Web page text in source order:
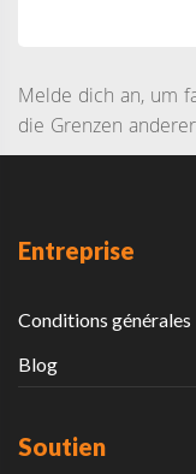
Melde dich an, um
die Grenzen
Entreprise
Conditions générales
Blog
Soutien